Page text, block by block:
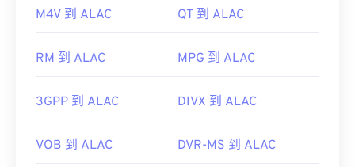
和MPlayer。目前，Xvid 不支援字幕或互動式選
AutoGK
M4V 到 ALAC QT 到 ALAC
RM 到 ALAC MPG 到 ALAC
3GPP 到 ALAC DIVX 到 ALAC
VOB 到 ALAC DVR-MS 到 ALAC